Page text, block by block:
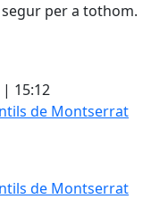
per a tothom.
| 15:12
de Montserrat Parc i
de Montserrat Parc i